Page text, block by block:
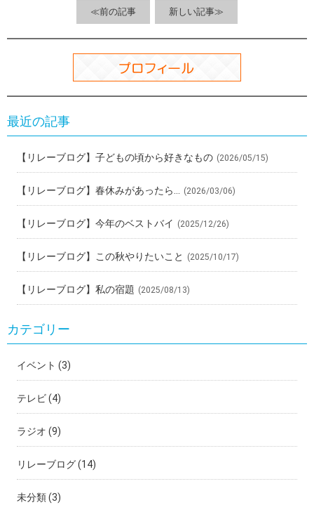
k
≪前の記事 新しい記事≫
最近の記事
【リレーブログ】子どもの頃から好きなもの (2026/05/15)
【リレーブログ】春休みがあったら… (2026/03/06)
【リレーブログ】今年のベストバイ (2025/12/26)
【リレーブログ】この秋やりたいこと (2025/10/17)
【リレーブログ】私の宿題 (2025/08/13)
カテゴリー
イベント (3)
テレビ(4)
ラジオ (9)
リレーブログ(14)
未分類(3)